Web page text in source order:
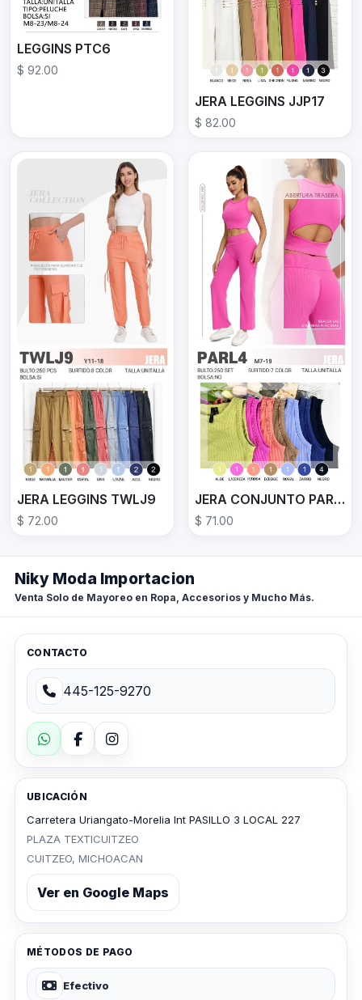
LEGGINS PTC6
$ 92.00
JERA LEGGINS JJP17
$ 82.00
JERA LEGGINS TWLJ9
$ 72.00
JERA CONJUNTO PARL4
$ 71.00
Niky Moda Importacion
Venta Solo de Mayoreo en Ropa, Accesorios y Mucho Más.
CONTACTO
445-125-9270
UBICACIÓN
Carretera Uriangato-Morelia Int PASILLO 3 LOCAL 227
PLAZA TEXTICUITZEO
CUITZEO, MICHOACAN
Ver en Google Maps
MÉTODOS DE PAGO
Efectivo